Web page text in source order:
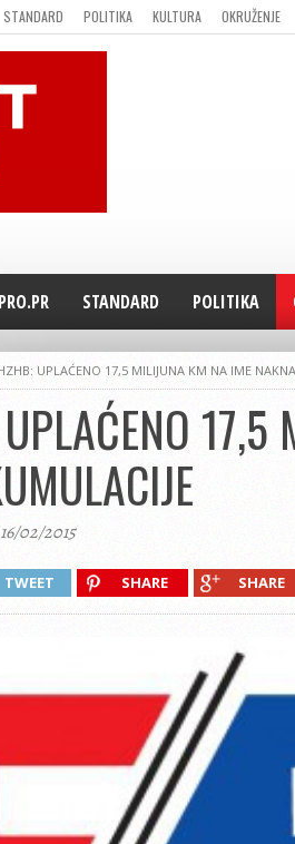
STANDARD POLITIKA KULTURA OKRUŽENJE
PRO.PR STANDARD POLITIKA
UPLAĆENO 17,5 MILIJUNA KM NA IME
02/2015
TWEET SHARE SHARE